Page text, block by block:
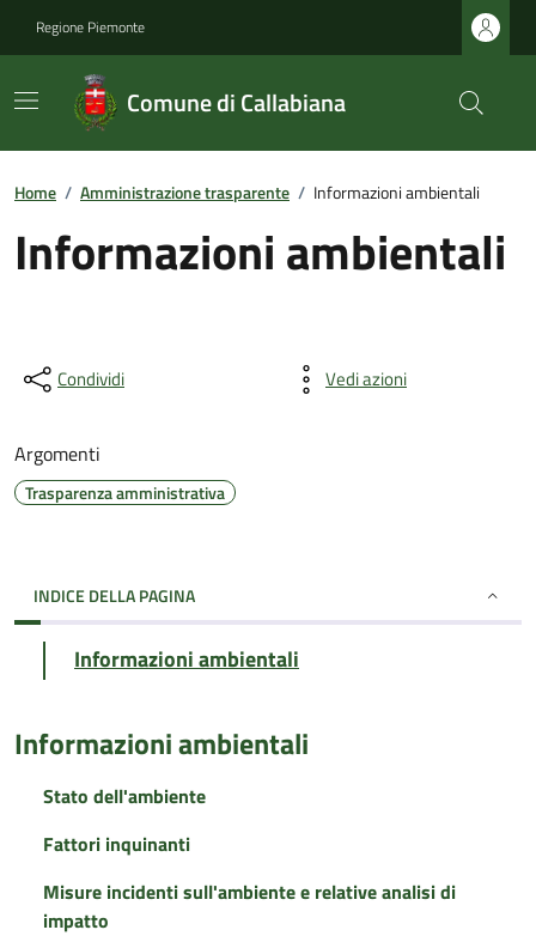
Regione Piemonte
Comune di Callabiana
Home / Amministrazione trasparente / Informazioni ambientali
Informazioni ambientali
Condividi Vedi azioni
Argomenti
Trasparenza amministrativa
INDICE DELLA PAGINA
Informazioni ambientali
Informazioni ambientali
Stato dell'ambiente
Fattori inquinanti
Misure incidenti sull'ambiente e relative analisi di
impatto